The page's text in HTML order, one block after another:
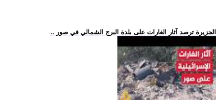
.. الجزيرة ترصد آثار الغارات على بلدة البرج الشمالي في صور